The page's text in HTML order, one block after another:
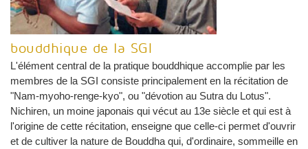
bouddhique de la SGI
L'élément central de la pratique bouddhique accomplie par les
membres de la SGI consiste principalement en la récitation de
"Nam-myoho-renge-kyo", ou "dévotion au Sutra du Lotus".
Nichiren, un moine japonais qui vécut au 13e siècle et qui est à
l'origine de cette récitation, enseigne que celle-ci permet d'ouvrir
et de cultiver la nature de Bouddha qui, d'ordinaire, sommeille en